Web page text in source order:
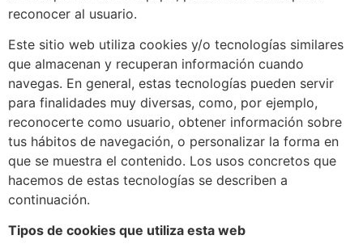
reconocer al usuario.
Este sitio web utiliza cookies y/o tecnologías similares
que almacenan y recuperan información cuando
navegas. En general, estas tecnologías pueden servir
para finalidades muy diversas, como, por ejemplo,
reconocerte como usuario, obtener información sobre
tus hábitos de navegación, o personalizar la forma en
que se muestra el contenido. Los usos concretos que
hacemos de estas tecnologías se describen a
continuación.
Tipos de cookies que utiliza esta web